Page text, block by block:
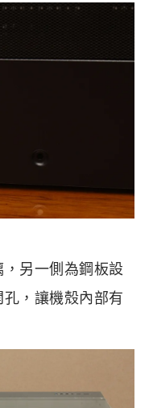
另一側為鋼板設
，讓機殼內部有